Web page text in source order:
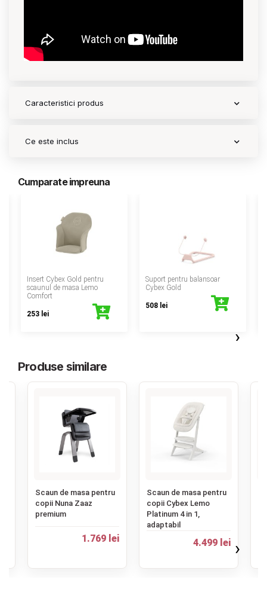
Caracteristici produs
Ce este inclus
Cumparate impreuna
Insert Cybex Gold pentru
scaunul de masa Lemo
Comfort
253 lei
Suport pentru balansoar
Cybex Gold
508 lei
›
Produse similare
Scaun de masa pentru
copii Nuna Zaaz
premium
1.769 lei
Scaun de masa pentru
copii Cybex Lemo
Platinum 4 in 1,
adaptabil
4.499 lei ›